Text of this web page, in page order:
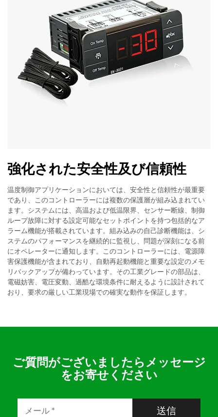
強化された安全性及び信頼性
温度制御アプリケーションにおいては、安全性と信頼性が最重要
であり、このコントローラーには複数の保護層が組み込まれてい
ます。システムには、高温および低温限界、センサー断線、制御
ループ故障に対する設定可能なセットポイントを持つ包括的なア
ラーム機能が搭載されています。組み込みの自己診断機能は、シ
ステムのパフォーマンスを継続的に監視し、問題が深刻になる前
にオペレーターに通知します。このコントローラーには、電源障
害保護機能が含まれており、自動再起動機能と重要な設定のメモ
リバックアップが備わっています。その工業グレードの部品は、
電磁妨害、電圧変動、過酷な環境条件に耐えるように設計されて
おり、要求の厳しい工業現場での確実な動作を保証します。
ご質問がございましたらメッセージ
をお寄せください
送信